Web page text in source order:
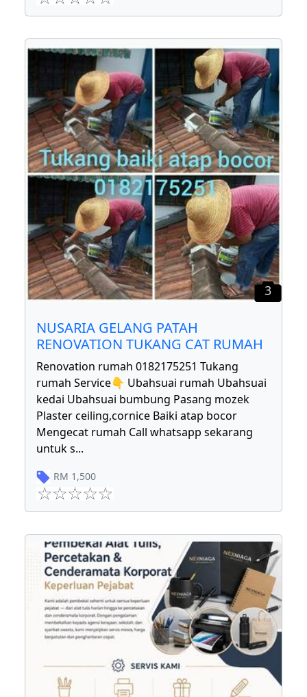
3
NUSARIA GELANG PATAH
RENOVATION TUKANG CAT RUMAH
Renovation rumah 0182175251 Tukang
rumah Service👇 Ubahsuai rumah Ubahsuai
kedai Ubahsuai bumbung Pasang mozek
Plaster ceiling,cornice Baiki atap bocor
Mengecat rumah Call whatsapp sekarang
untuk s...
RM 1,500